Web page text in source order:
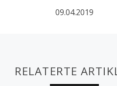
09.04.2019
RELATERTE